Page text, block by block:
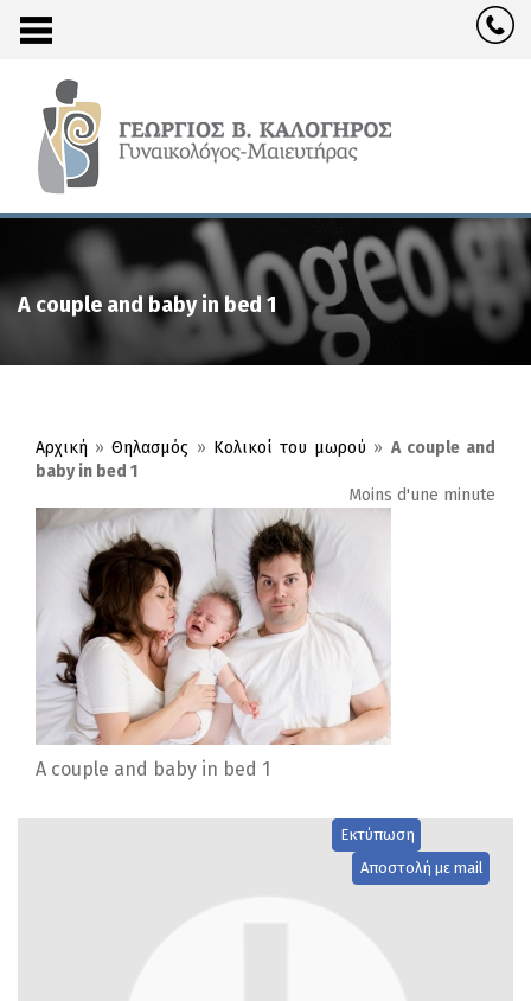
A couple and baby in bed 1
Αρχική »Θηλασμός » Κολικοί του μωρού » A couple and
baby in bed 1
Moins d'une minute
A couple and baby in bed 1
Εκτύπωση
Αποστολή με mail